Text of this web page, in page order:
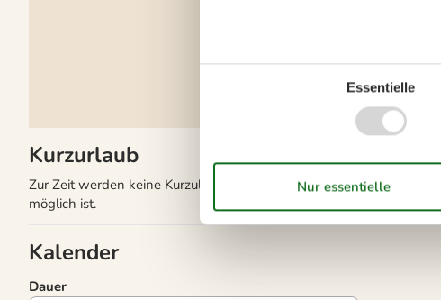
Nächstes Restaurant 17 km
Kurzurlaub
Zur Zeit werden keine Kurzulaube angeboten. Das bedeutet
möglich ist.
Kalender
Dauer
Essentielle